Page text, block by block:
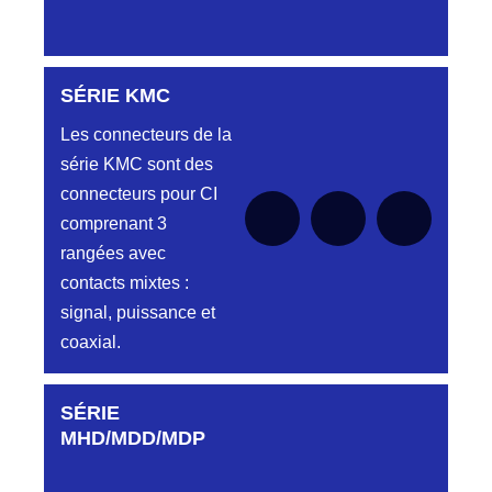
flottant »
Aucune pièce disponible pour cette série
pour le moment
PROFILS HL-
HM
Embase et
Aucune pièce disponible pour cette série
AUTRES PROFILS
rangée
Aucune pièce disponible pour cette série pour
SÉRIE KMC
Les connecteurs de la
série KMC sont des
connecteurs pour CI
comprenant 3
rangées avec
contacts mixtes :
signal, puissance et
coaxial.
Aucune pièce disponible pour cette série pour
le moment
SÉRIE
MHD/MDD/MDP